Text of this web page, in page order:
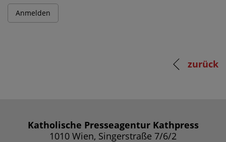
zurück
Katholische Presseagentur Kathpress
1010 Wien, Singerstraße 7/6/2